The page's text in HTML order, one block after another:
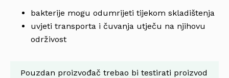
bakterije mogu odumrijeti tijekom skladištenja
uvjeti transporta i čuvanja utječu na njihovu
održivost
Pouzdan proizvođač trebao bi testirati proizvod